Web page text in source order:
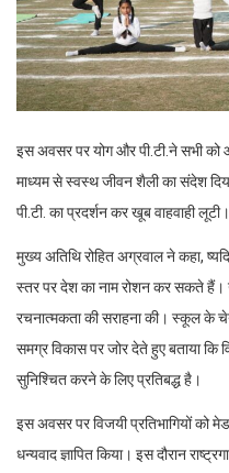
इस अवसर पर योग और पी.टी.ने सभी को
माध्यम से स्वस्थ जीवन शैली का संदेश
पी.टी. का प्रदर्शन कर खूब वाहवाही लूटी।
मुख्य अतिथि रोहित अग्रवाल ने कहा,
स्तर पर देश का नाम रोशन कर सकते
रचनात्मकता की सराहना की। स्कूल के
समग्र विकास पर जोर देते हुए बताया कि
सुनिश्चित करने के लिए प्रतिबद्ध है।
इस अवसर पर विजयी प्रतिभागियों को
धन्यवाद ज्ञापित किया। इस दौरान